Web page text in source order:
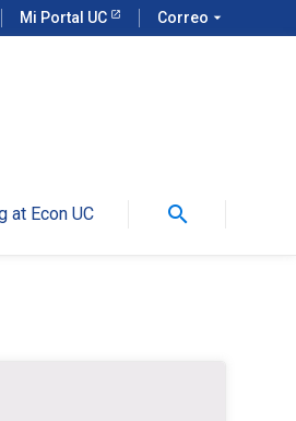
Mi Portal UC Correo arrow_drop_down
at Econ UC search